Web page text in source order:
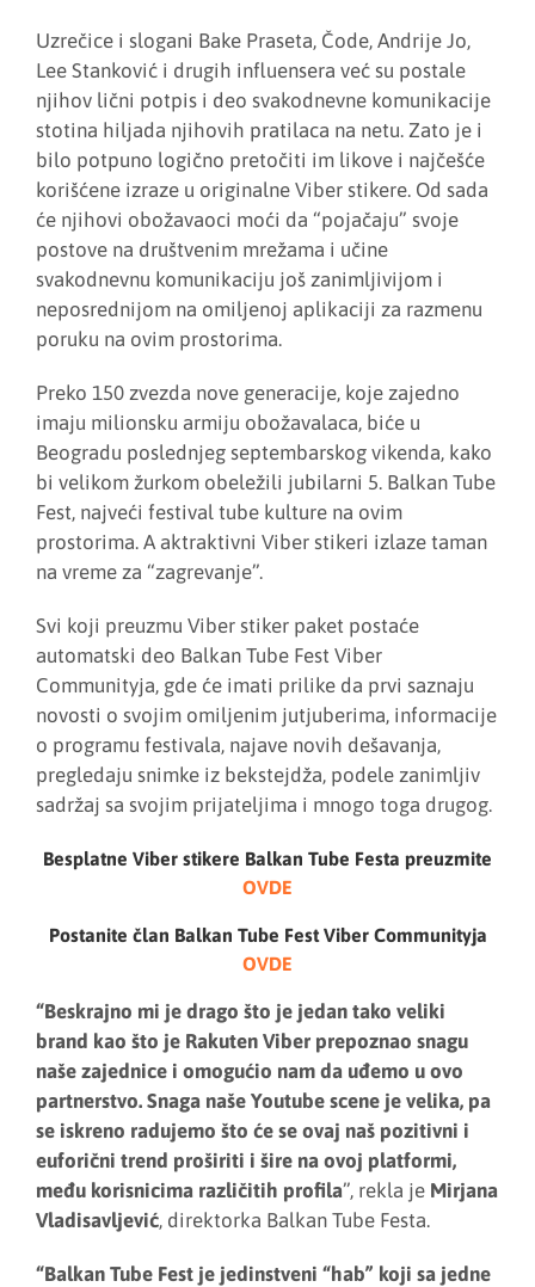
Uzrečice i slogani Bake Praseta, Čode, Andrije Jo,
Lee Stanković i drugih influensera već su postale
njihov lični potpis i deo svakodnevne komunikacije
stotina hiljada njihovih pratilaca na netu. Zato je i
bilo potpuno logično pretočiti im likove i najčešće
korišćene izraze u originalne Viber stikere. Od sada
će njihovi obožavaoci moći da “pojačaju” svoje
postove na društvenim mrežama i učine
svakodnevnu komunikaciju još zanimljivijom i
neposrednijom na omiljenoj aplikaciji za razmenu
poruku na ovim prostorima.
Preko 150 zvezda nove generacije, koje zajedno
imaju milionsku armiju obožavalaca, biće u
Beogradu poslednjeg septembarskog vikenda, kako
bi velikom žurkom obeležili jubilarni 5. Balkan Tube
Fest, najveći festival tube kulture na ovim
prostorima. A aktraktivni Viber stikeri izlaze taman
na vreme za “zagrevanje”.
Svi koji preuzmu Viber stiker paket postaće
automatski deo Balkan Tube Fest Viber
Communityja, gde će imati prilike da prvi saznaju
novosti o svojim omiljenim jutjuberima, informacije
o programu festivala, najave novih dešavanja,
pregledaju snimke iz bekstejdža, podele zanimljiv
sadržaj sa svojim prijateljima i mnogo toga drugog.
Besplatne Viber stikere Balkan Tube Festa preuzmite
OVDE
Postanite član Balkan Tube Fest Viber Communityja
OVDE
“Beskrajno mi je drago što je jedan tako veliki
brand kao što je Rakuten Viber prepoznao snagu
naše zajednice i omogućio nam da uđemo u ovo
partnerstvo. Snaga naše Youtube scene je velika, pa
se iskreno radujemo što će se ovaj naš pozitivni i
euforični trend proširiti i šire na ovoj platformi,
među korisnicima različitih profila”, rekla je Mirjana
Vladisavljević, direktorka Balkan Tube Festa.
“Balkan Tube Fest je jedinstveni “hab” koji sa jedne